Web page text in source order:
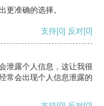
更准确的选择。
支持[0] 反对[0]
泄露个人信息，这让我很
常会出现个人信息泄露的